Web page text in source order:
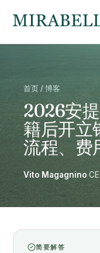
首页 / 博客
2026安
籍后开立
流程、费
Vito Magagnino·
简要解答